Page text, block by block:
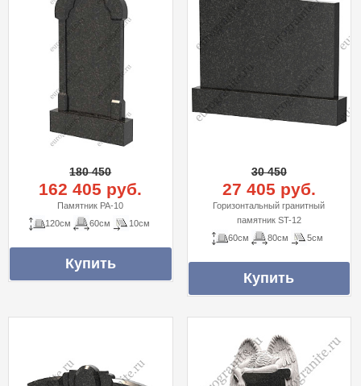
180 450
162 405 руб.
Памятник PA-10
120см
60см 10см
30 450
27 405 руб.
Горизонтальный гранитный
памятник ST-12
60см
80см 5см